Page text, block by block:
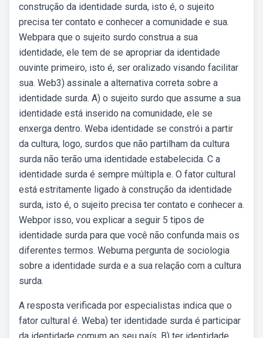
construção da identidade surda, isto é, o sujeito
precisa ter contato e conhecer a comunidade e sua.
Webpara que o sujeito surdo construa a sua
identidade, ele tem de se apropriar da identidade
ouvinte primeiro, isto é, ser oralizado visando facilitar
sua. Web3) assinale a alternativa correta sobre a
identidade surda. A) o sujeito surdo que assume a sua
identidade está inserido na comunidade, ele se
enxerga dentro. Weba identidade se constrói a partir
da cultura, logo, surdos que não partilham da cultura
surda não terão uma identidade estabelecida. C a
identidade surda é sempre múltipla e. O fator cultural
está estritamente ligado à construção da identidade
surda, isto é, o sujeito precisa ter contato e conhecer a.
Webpor isso, vou explicar a seguir 5 tipos de
identidade surda para que você não confunda mais os
diferentes termos. Webuma pergunta de sociologia
sobre a identidade surda e a sua relação com a cultura
surda.
A resposta verificada por especialistas indica que o
fator cultural é. Weba) ter identidade surda é participar